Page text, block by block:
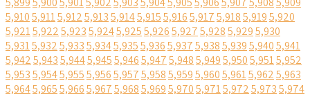
5,9105,9115,9125,9135,9145,9155,9165,9175,9185,9195,920
5,9215,9225,9235,9245,9255,9265,9275,9285,9295,930
5,9315,9325,9335,9345,9355,9365,9375,9385,9395,9405,941
5,9425,9435,9445,9455,9465,9475,9485,9495,9505,9515,952
5,9535,9545,9555,9565,9575,9585,9595,9605,9615,9625,963
5,9645,9655,9665,9675,9685,9695,9705,9715,9725,9735,974